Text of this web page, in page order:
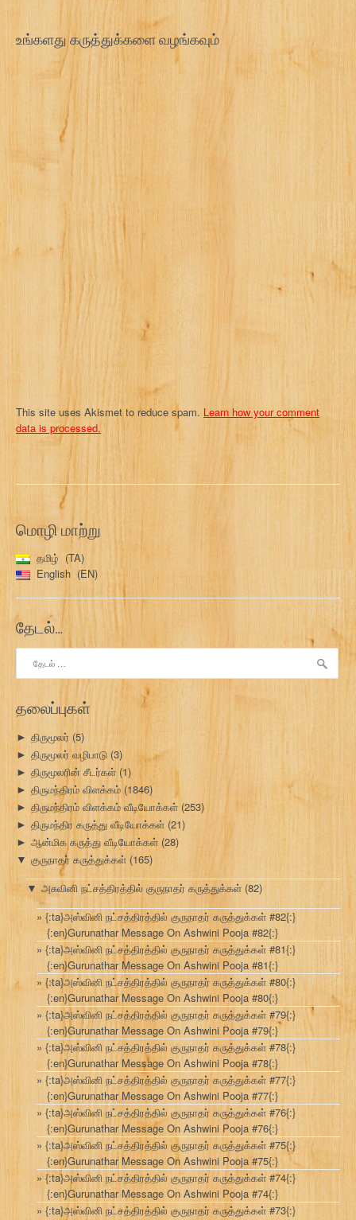
n
i
g
a
i
உங்களது கருத்துக்களை வழங்கவும்
This site uses Akismet to reduce spam. Learn how your comment
data is processed.
மொழி மாற்று
தமிழ்
TA
English
EN
தேடல்…
தேடு:
தலைப்புகள்
► திருமூலர் (5)
► திருமூலர் வழிபாடு (3)
► திருமூலரின் சீடர்கள் (1)
► திருமந்திரம் விளக்கம் (1846)
► திருமந்திரம் விளக்கம் வீடியோக்கள் (253)
► திருமந்திர கருத்து வீடியோக்கள் (21)
► ஆன்மிக கருத்து வீடியோக்கள் (28)
▼ குருநாதர் கருத்துக்கள் (165)
▼ அசுவினி நட்சத்திரத்தில் குருநாதர் கருத்துக்கள் (82)
{:ta}அஸ்வினி நட்சத்திரத்தில் குருநாதர் கருத்துக்கள் #82{:}
{:en}Gurunathar Message On Ashwini Pooja #82{:}
{:ta}அஸ்வினி நட்சத்திரத்தில் குருநாதர் கருத்துக்கள் #81{:}
{:en}Gurunathar Message On Ashwini Pooja #81{:}
{:ta}அஸ்வினி நட்சத்திரத்தில் குருநாதர் கருத்துக்கள் #80{:}
{:en}Gurunathar Message On Ashwini Pooja #80{:}
{:ta}அஸ்வினி நட்சத்திரத்தில் குருநாதர் கருத்துக்கள் #79{:}
{:en}Gurunathar Message On Ashwini Pooja #79{:}
{:ta}அஸ்வினி நட்சத்திரத்தில் குருநாதர் கருத்துக்கள் #78{:}
{:en}Gurunathar Message On Ashwini Pooja #78{:}
{:ta}அஸ்வினி நட்சத்திரத்தில் குருநாதர் கருத்துக்கள் #77{:}
{:en}Gurunathar Message On Ashwini Pooja #77{:}
{:ta}அஸ்வினி நட்சத்திரத்தில் குருநாதர் கருத்துக்கள் #76{:}
{:en}Gurunathar Message On Ashwini Pooja #76{:}
{:ta}அஸ்வினி நட்சத்திரத்தில் குருநாதர் கருத்துக்கள் #75{:}
{:en}Gurunathar Message On Ashwini Pooja #75{:}
{:ta}அஸ்வினி நட்சத்திரத்தில் குருநாதர் கருத்துக்கள் #74{:}
{:en}Gurunathar Message On Ashwini Pooja #74{:}
{:ta}அஸ்வினி நட்சத்திரத்தில் குருநாதர் கருத்துக்கள் #73{:}